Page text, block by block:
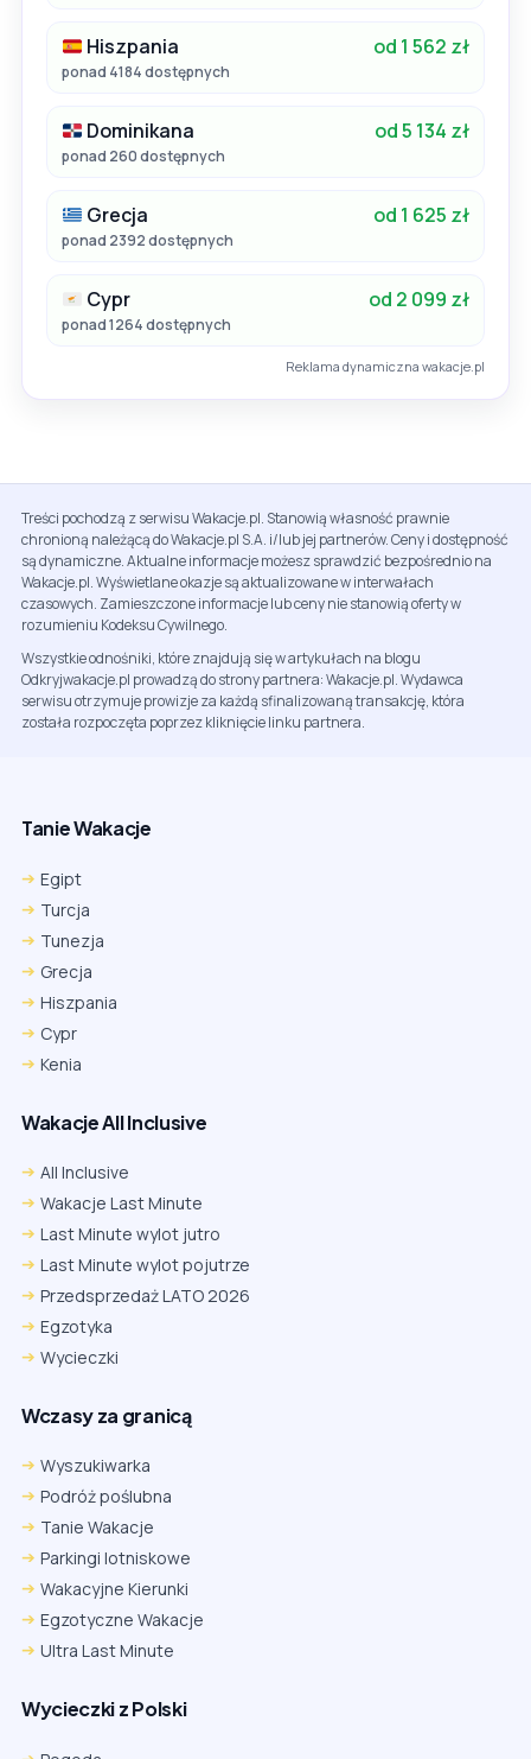
Hiszpania od 1 562 zł
ponad 4184 dostępnych
Dominikana od 5 134 zł
ponad 260 dostępnych
Grecja od 1 625 zł
ponad 2392 dostępnych
Cypr od 2 099 zł
ponad 1264 dostępnych
Reklama dynamiczna wakacje.pl
Treści pochodzą z serwisu Wakacje.pl. Stanowią własność prawnie
chronioną należącą do Wakacje.pl S.A. i/lub jej partnerów. Ceny i dostępność
są dynamiczne. Aktualne informacje możesz sprawdzić bezpośrednio na
Wakacje.pl. Wyświetlane okazje są aktualizowane w interwałach
czasowych. Zamieszczone informacje lub ceny nie stanowią oferty w
rozumieniu Kodeksu Cywilnego.
Wszystkie odnośniki, które znajdują się w artykułach na blogu
Odkryjwakacje.pl prowadzą do strony partnera: Wakacje.pl. Wydawca
serwisu otrzymuje prowizje za każdą sfinalizowaną transakcję, która
została rozpoczęta poprzez kliknięcie linku partnera.
Tanie Wakacje
Egipt
Turcja
Tunezja
Grecja
Hiszpania
Cypr
Kenia
Wakacje All Inclusive
All Inclusive
Wakacje Last Minute
Last Minute wylot jutro
Last Minute wylot pojutrze
Przedsprzedaż LATO 2026
Egzotyka
Wycieczki
Wczasy za granicą
Wyszukiwarka
Podróż poślubna
Tanie Wakacje
Parkingi lotniskowe
Wakacyjne Kierunki
Egzotyczne Wakacje
Ultra Last Minute
Wycieczki z Polski